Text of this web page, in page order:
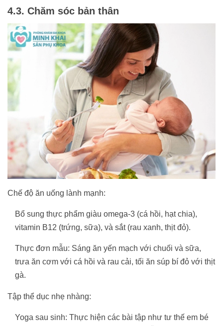
4.3. Chăm sóc bản thân
Chế độ ăn uống lành mạnh:
Bổ sung thực phẩm giàu omega-3 (cá hồi, hạt chia),
vitamin B12 (trứng, sữa), và sắt (rau xanh, thịt đỏ).
Thực đơn mẫu: Sáng ăn yến mạch với chuối và sữa,
trưa ăn cơm với cá hồi và rau cải, tối ăn súp bí đỏ với thịt
gà.
Tập thể dục nhẹ nhàng:
Yoga sau sinh: Thực hiện các bài tập như tư thế em bé